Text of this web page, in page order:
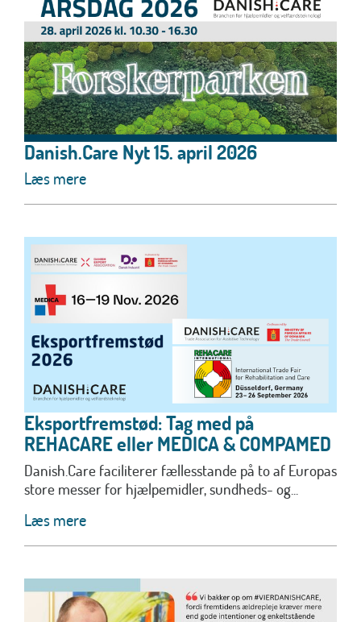
Danish.Care Nyt 15. april 2026
Læs mere
Eksportfremstød: Tag med på
REHACARE eller MEDICA & COMPAMED
Danish.Care faciliterer fællesstande på to af Europas
store messer for hjælpemidler, sundheds- og...
Læs mere